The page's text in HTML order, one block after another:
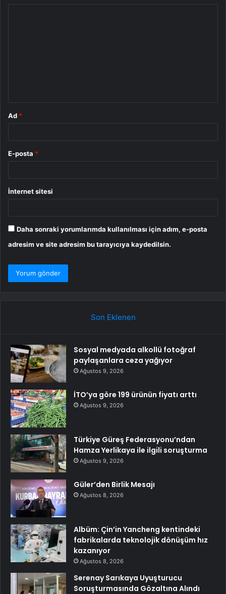
Ad *
E-posta *
İnternet sitesi
Daha sonraki yorumlarımda kullanılması için adım, e-posta
adresim ve site adresim bu tarayıcıya kaydedilsin.
Son Eklenen
Sosyal medyada alkollü fotoğraf
paylaşanlara ceza yağıyor
Ağustos 9, 2026
İTO’ya göre 199 ürünün fiyatı arttı
Ağustos 9, 2026
Türkiye Güreş Federasyonu’ndan
Hamza Yerlikaya ile ilgili soruşturma
Ağustos 9, 2026
Güler’den Birlik Mesajı
Ağustos 8, 2026
Albüm: Çin’in Yancheng kentindeki
fabrikalarda teknolojik dönüşüm hız
kazanıyor
Ağustos 8, 2026
Serenay Sarıkaya Uyuşturucu
Soruşturmasında Gözaltına Alındı